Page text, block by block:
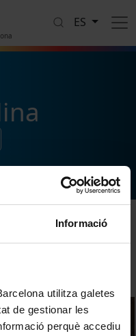
Informació
utilitza galetes
de gestionar les
perquè accediu
ES